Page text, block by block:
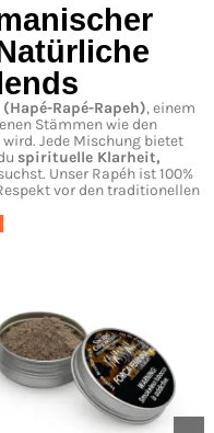
(Hapé-Rapé-Rapeh), einem
Stämmen wie den
Jede Mischung bietet
spirituelle Klarheit,
Unser Rapéh ist 100%
vor den traditionellen